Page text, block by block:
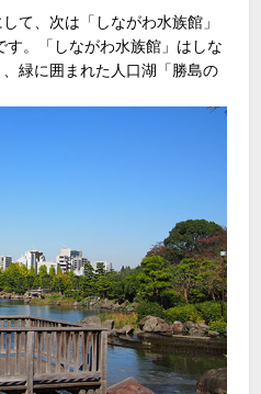
て、次は「しながわ水族館」
す。「しながわ水族館」はしな
緑に囲まれた人口湖「勝島の